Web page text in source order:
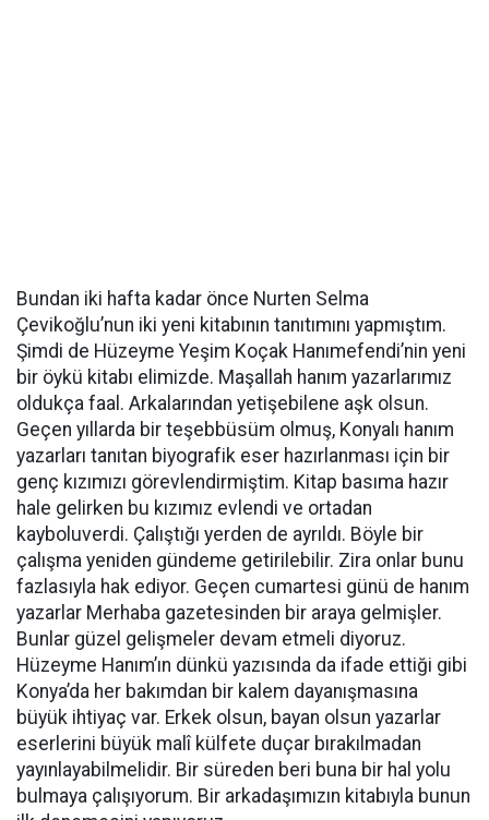
Bundan iki hafta kadar önce Nurten Selma
Çevikoğlu’nun iki yeni kitabının tanıtımını yapmıştım.
Şimdi de Hüzeyme Yeşim Koçak Hanımefendi’nin yeni
bir öykü kitabı elimizde. Maşallah hanım yazarlarımız
oldukça faal. Arkalarından yetişebilene aşk olsun.
Geçen yıllarda bir teşebbüsüm olmuş, Konyalı hanım
yazarları tanıtan biyografik eser hazırlanması için bir
genç kızımızı görevlendirmiştim. Kitap basıma hazır
hale gelirken bu kızımız evlendi ve ortadan
kayboluverdi. Çalıştığı yerden de ayrıldı. Böyle bir
çalışma yeniden gündeme getirilebilir. Zira onlar bunu
fazlasıyla hak ediyor. Geçen cumartesi günü de hanım
yazarlar Merhaba gazetesinden bir araya gelmişler.
Bunlar güzel gelişmeler devam etmeli diyoruz.
Hüzeyme Hanım’ın dünkü yazısında da ifade ettiği gibi
Konya’da her bakımdan bir kalem dayanışmasına
büyük ihtiyaç var. Erkek olsun, bayan olsun yazarlar
eserlerini büyük malî külfete duçar bırakılmadan
yayınlayabilmelidir. Bir süreden beri buna bir hal yolu
bulmaya çalışıyorum. Bir arkadaşımızın kitabıyla bunun